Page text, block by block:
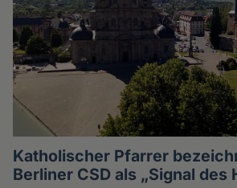
Katholischer Pfarrer
Berliner CSD als „Signal des